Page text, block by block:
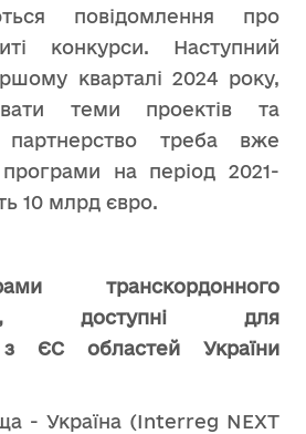
повідомлення про
конкурси. Наступний
кварталі 2024 року,
теми проектів та
партнерство треба вже
на період 2021-
10 млрд євро.
транскордонного
доступні для
з ЄС областей України
- Україна (Interreg NEXT